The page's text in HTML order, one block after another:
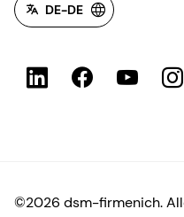
DE-DE
©2026 dsm-firmenich.